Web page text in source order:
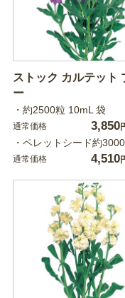
ストック カルテット
ー
・約2500粒 10mL 袋
通常価格 3,850
・ペレットシード約
通常価格 4,510